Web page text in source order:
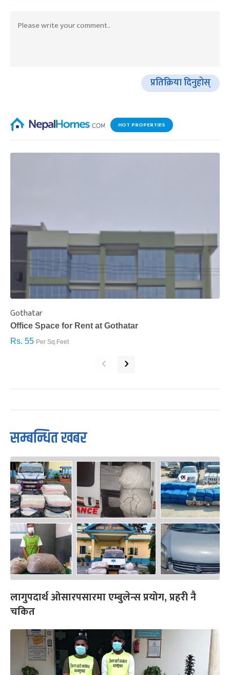
प्रतिक्रिया दिनुहोस्
HOT PROPERTIES
Gothatar
Office Space for Rent at Gothatar
Rs. 55 Per Sq.Feet
‹ ›
सम्बन्धित खबर
लागुपदार्थ ओसारपसारमा एम्बुलेन्स प्रयोग, प्रहरी नै
चकित